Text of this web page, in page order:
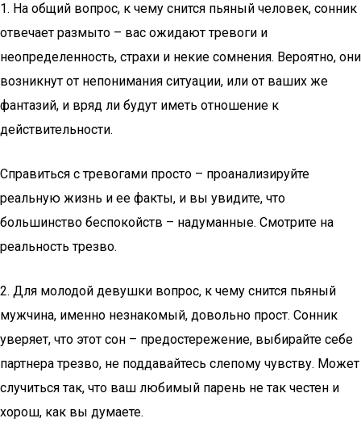
1. На общий вопрос, к чему снится пьяный человек, сонник
отвечает размыто – вас ожидают тревоги и
неопределенность, страхи и некие сомнения. Вероятно, они
возникнут от непонимания ситуации, или от ваших же
фантазий, и вряд ли будут иметь отношение к
действительности.
Справиться с тревогами просто – проанализируйте
реальную жизнь и ее факты, и вы увидите, что
большинство беспокойств – надуманные. Смотрите на
реальность трезво.
2. Для молодой девушки вопрос, к чему снится пьяный
мужчина, именно незнакомый, довольно прост. Сонник
уверяет, что этот сон – предостережение, выбирайте себе
партнера трезво, не поддавайтесь слепому чувству. Может
случиться так, что ваш любимый парень не так честен и
хорош, как вы думаете.